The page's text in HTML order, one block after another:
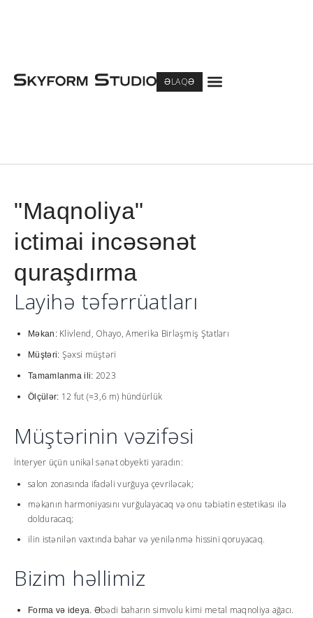
ƏLAQƏ Menu
"Maqnoliya"
ictimai incəsənət
quraşdırma
Layihə təfərrüatları
Məkan: Klivlend, Ohayo, Amerika Birləşmiş Ştatları
Müştəri: Şəxsi müştəri
Tamamlanma ili: 2023
Ölçülər: 12 fut (≈3,6 m) hündürlük
Müştərinin vəzifəsi
İnteryer üçün unikal sənət obyekti yaradın:
salon zonasında ifadəli vurğuya çevriləcək;
məkanın harmoniyasını vurğulayacaq və onu təbiətin estetikası ilə
dolduracaq;
ilin istənilən vaxtında bahar və yenilənmə hissini qoruyacaq.
Bizim həllimiz
Forma və ideya. Əbədi baharın simvolu kimi metal maqnoliya ağacı.